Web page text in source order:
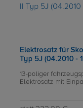
Elektrosatz für
Typ 5J (04.2010 -
13-poliger
Elektrosatz mit